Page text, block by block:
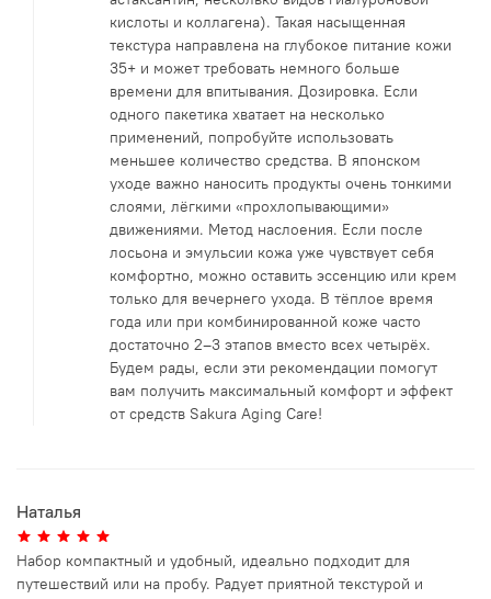
кислоты и коллагена). Такая насыщенная
текстура направлена на глубокое питание кожи
35+ и может требовать немного больше
времени для впитывания. Дозировка. Если
одного пакетика хватает на несколько
применений, попробуйте использовать
меньшее количество средства. В японском
уходе важно наносить продукты очень тонкими
слоями, лёгкими «прохлопывающими»
движениями. Метод наслоения. Если после
лосьона и эмульсии кожа уже чувствует себя
комфортно, можно оставить эссенцию или крем
только для вечернего ухода. В тёплое время
года или при комбинированной коже часто
достаточно 2–3 этапов вместо всех четырёх.
Будем рады, если эти рекомендации помогут
вам получить максимальный комфорт и эффект
от средств Sakura Aging Care!
Наталья
Набор компактный и удобный, идеально подходит для
путешествий или на пробу. Радует приятной текстурой и